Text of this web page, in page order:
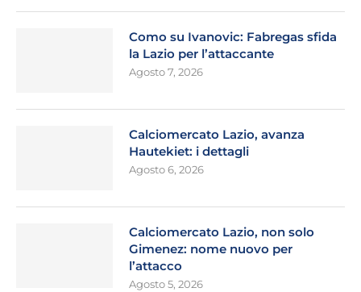
Como su Ivanovic: Fabregas sfida
la Lazio per l’attaccante
Agosto 7, 2026
Calciomercato Lazio, avanza
Hautekiet: i dettagli
Agosto 6, 2026
Calciomercato Lazio, non solo
Gimenez: nome nuovo per
l’attacco
Agosto 5, 2026